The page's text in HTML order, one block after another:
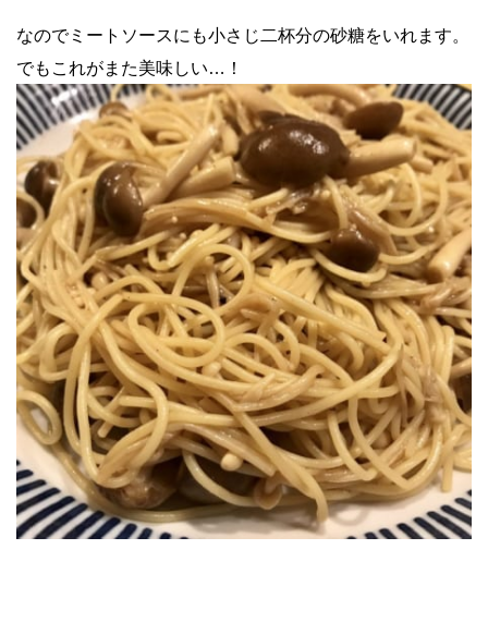
なのでミートソースにも小さじ二杯分の砂糖をいれます。
でもこれがまた美味しい…！